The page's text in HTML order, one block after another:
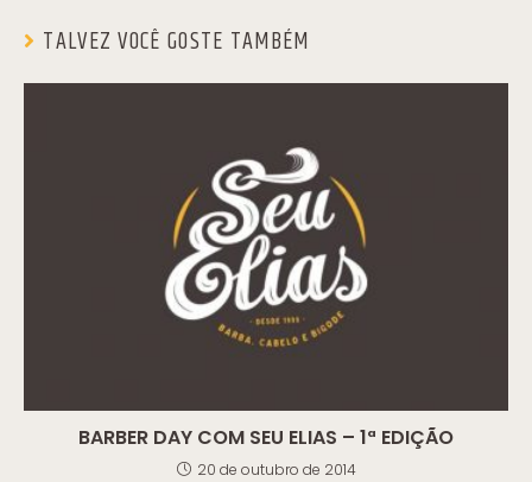
TALVEZ VOCÊ GOSTE TAMBÉM
BARBER DAY COM SEU ELIAS – 1ª EDIÇÃO
20 de outubro de 2014